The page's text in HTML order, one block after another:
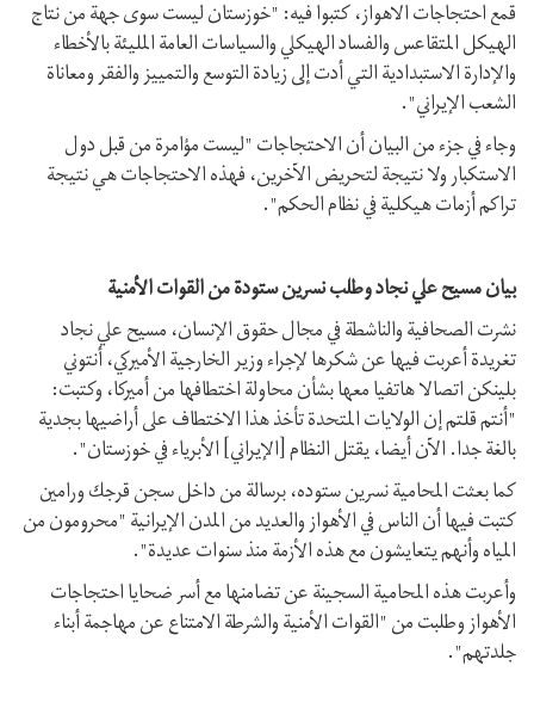
قمع احتجاجات الاهواز، كتبوا فيه: "خوزستان ليست سوى جهة من نتاج
الهيكل المتقاعس والفساد الهيكلي والسياسات العامة المليئة بالأخطاء
والإدارة الاستبدادية التي أدت إلى زيادة التوسع والتمييز والفقر ومعاناة
الشعب الإيراني".
وجاء في جزء من البيان أن الاحتجاجات "ليست مؤامرة من قبل دول
الاستكبار ولا نتيجة لتحريض الآخرين، فهذه الاحتجاجات هي نتيجة
تراكم أزمات هيكلية في نظام الحكم".
بيان مسيح علي نجاد وطلب نسرين ستودة من القوات الأمنية
نشرت الصحافية والناشطة في مجال حقوق الإنسان، مسيح علي نجاد
تغريدة أعربت فيها عن شكرها لإجراء وزير الخارجية الأميركي، أنتوني
بلينكن اتصالا هاتفيا معها بشأن محاولة اختطافها من أميركا، وكتبت:
"أنتم قلتم إن الولايات المتحدة تأخذ هذا الاختطاف على أراضيها بجدية
بالغة جدا. الآن أيضا، يقتل النظام [الإيراني] الأبرياء في خوزستان".
كما بعثت المحامية نسرين ستوده، برسالة من داخل سجن قرجك ورامين
كتبت فيها أن الناس في الأهواز والعديد من المدن الإيرانية "محرومون من
المياه وأنهم يتعايشون مع هذه الأزمة منذ سنوات عديدة".
وأعربت هذه المحامية السجينة عن تضامنها مع أسر ضحايا احتجاجات
الأهواز وطلبت من "القوات الأمنية والشرطة الامتناع عن مهاجمة أبناء
جلدتهم".